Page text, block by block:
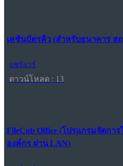
เคชันบัตรคิว (สำหรับธนาคาร ส
แชร์แวร์
ดาวน์โหลด : 13
FileCub Office (โปรแกรมจัดกา
องค์กร ผ่าน LAN)